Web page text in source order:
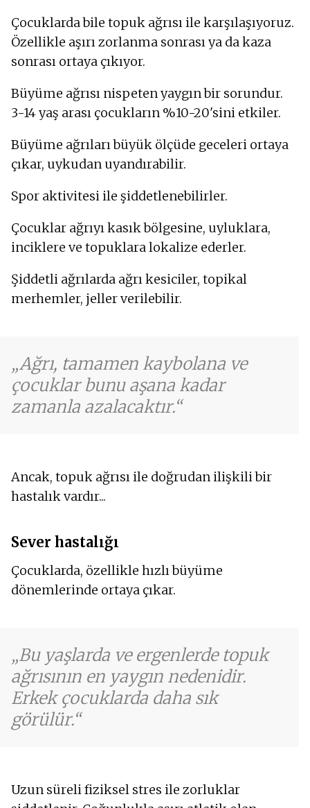
Çocuklarda bile topuk ağrısı ile karşılaşıyoruz.
Özellikle aşırı zorlanma sonrası ya da kaza
sonrası ortaya çıkıyor.
Büyüme ağrısı nispeten yaygın bir sorundur.
3-14 yaş arası çocukların %10-20'sini etkiler.
Büyüme ağrıları büyük ölçüde geceleri ortaya
çıkar, uykudan uyandırabilir.
Spor aktivitesi ile şiddetlenebilirler.
Çocuklar ağrıyı kasık bölgesine, uyluklara,
inciklere ve topuklara lokalize ederler.
Şiddetli ağrılarda ağrı kesiciler, topikal
merhemler, jeller verilebilir.
Ağrı, tamamen kaybolana ve
çocuklar bunu aşana kadar
zamanla azalacaktır.
Ancak, topuk ağrısı ile doğrudan ilişkili bir
hastalık vardır...
Sever hastalığı
Çocuklarda, özellikle hızlı büyüme
dönemlerinde ortaya çıkar.
Bu yaşlarda ve ergenlerde topuk
ağrısının en yaygın nedenidir.
Erkek çocuklarda daha sık
görülür.
Uzun süreli fiziksel stres ile zorluklar